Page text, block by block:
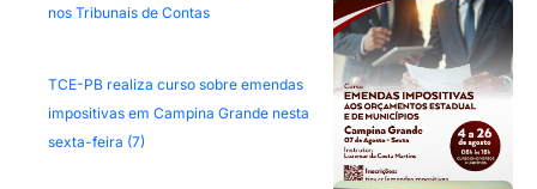
nos Tribunais de Contas
TCE-PB realiza curso sobre emendas
impositivas em Campina Grande nesta
sexta-feira (7)